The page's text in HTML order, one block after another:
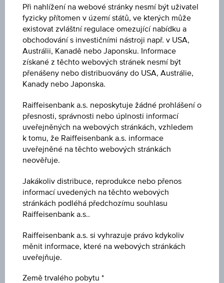
No data found
Klíčové údaje
Důležité hodnoty
1D
1M
3M
6M
Při nahlížení na webové stránky nesmí být uživatel
fyzicky přítomen v území států, ve kterých může
existovat zvláštní regulace omezující nabídku a
obchodování s investičními nástroji např. v USA,
Austrálii, Kanadě nebo Japonsku. Informace
získané z těchto webových stránek nesmí být
přenášeny nebo distribuovány do USA, Austrálie,
Kanady nebo Japonska.
Raiffeisenbank a.s. neposkytuje žádné prohlášení o
přesnosti, správnosti nebo úplnosti informací
uveřejněných na webových stránkách, vzhledem
k tomu, že Raiffeisenbank a.s. informace
uveřejněné na těchto webových stránkách
neověřuje.
Jakákoliv distribuce, reprodukce nebo přenos
informací uvedených na těchto webových
stránkách podléhá předchozímu souhlasu
Raiffeisenbank a.s..
Raiffeisenbank a.s. si vyhrazuje právo kdykoliv
měnit informace, které na webových stránkách
uveřejňuje.
Země trvalého pobytu